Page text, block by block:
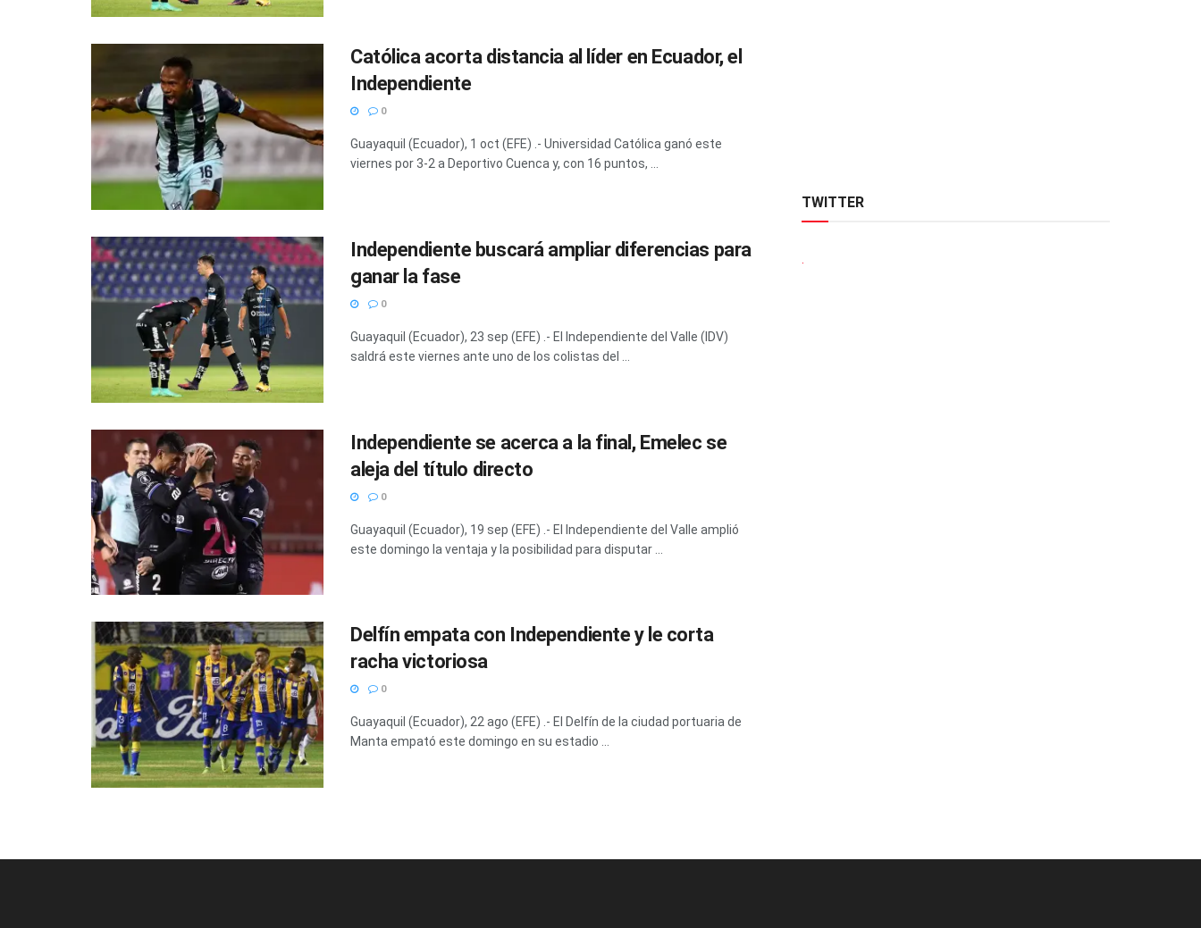
Católica acorta distancia al líder en Ecuador, el
Independiente
0
Guayaquil (Ecuador), 1 oct (EFE) .- Universidad Católica ganó este
viernes por 3-2 a Deportivo Cuenca y, con 16 puntos, ...
Independiente buscará ampliar diferencias para
ganar la fase
0
Guayaquil (Ecuador), 23 sep (EFE) .- El Independiente del Valle (IDV)
saldrá este viernes ante uno de los colistas del ...
Independiente se acerca a la final, Emelec se
aleja del título directo
0
Guayaquil (Ecuador), 19 sep (EFE) .- El Independiente del Valle amplió
este domingo la ventaja y la posibilidad para disputar ...
Delfín empata con Independiente y le corta
racha victoriosa
0
Guayaquil (Ecuador), 22 ago (EFE) .- El Delfín de la ciudad portuaria de
Manta empató este domingo en su estadio ...
TWITTER